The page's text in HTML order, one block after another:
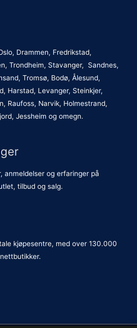
Drammen, Fredrikstad,
Trondheim, Stavanger, Sandnes,
Tromsø, Bodø, Ålesund,
Harstad, Levanger, Steinkjer,
Raufoss, Narvik, Holmestrand,
Jessheim og omegn.
anmeldelser og erfaringer på
tilbud og salg.
kjøpesentre, med over 130.000